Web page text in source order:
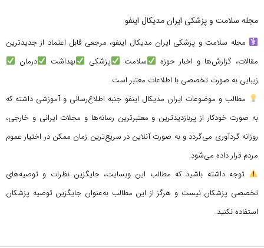
مجله سلامت و پزشکی ایران مدیکال اینفو
مجله سلامت و پزشکی ایران مدیکال اینفو، مرجعی قابل اعتماد از جدیدترین
مقالات، گزارش‌ها و اخبار حوزه
سلامت پزشکی بهداشت
درمان
زیبایی به صورت تخصصی با اطلاعات معتبر است.
مطالب و موضوعات ایران مدیکال اینفو جنبه اطلاع‌رسانی و آموزشی داشته که
به صورت خودکار از پربازدیدترین و معتبرترین رسانه‌ها و مجلات ایرانی و خارجی،
روزانه گردآوری می‌گردد و به صورت آنلاین در سریع‌ترین زمان ممکن در اختیار عموم
مردم قرار داده می‌شود.
توجه داشته باشید که مطالب این وبسایت، جایگزین نظرات و توصیه‌های
تخصصی پزشکان نیست و هرگز از این مطالب به‌عنوان جایگزین توصیه پزشکان
استفاده نکنید.